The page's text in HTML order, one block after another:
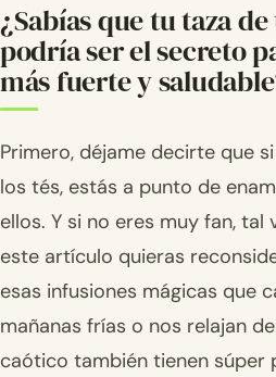
¿Sabías que tu taza
podría ser el secreto
más fuerte y
Primero, déjame decirte que
los tés, estás a punto de
ellos. Y si no eres muy fan, tal
este artículo quieras
esas infusiones mágicas que
mañanas frías o nos relajan
caótico también tienen súper